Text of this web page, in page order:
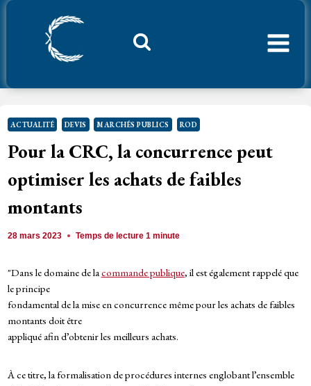
Aller
ACTUALITÉ DEVIS MARCHÉS PUBLICS ROD
Pour la CRC, la concurrence peut
optimiser les achats de faibles
montants
28 mars 2023 Temps de lecture1 minute
"Dans le domaine de lacommande publique, il est également rappelé que
le principe
fondamental de la mise en concurrence même pour les achats de faibles
montants doit être
appliqué afin d’obtenir les meilleurs achats.
À ce titre, la formalisation de procédures internes englobant l’ensemble